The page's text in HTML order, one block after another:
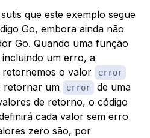
que este exemplo segue
Go, embora ainda não
Go. Quando uma função
um erro, a
o valor
error
retornar um error
de uma
de retorno, o código
cada valor sem erro
zero são, por